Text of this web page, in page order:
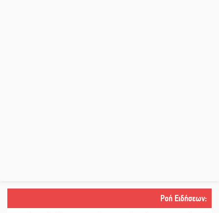
Ροή Ειδήσεων: